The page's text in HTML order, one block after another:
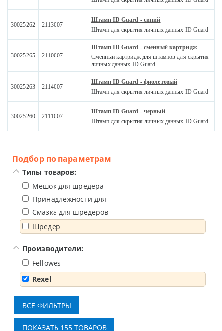
30025262 2113007
Штамп ID Guard - синий
Штамп для скрытия личных данных ID Guard
30025265 2110007
Штамп ID Guard - сменный картридж
Сменный картридж для штампов для скрытия
личных данных ID Guard
30025263 2114007
Штамп ID Guard - фиолетовый
Штамп для скрытия личных данных ID Guard
30025260 2111007
Штамп ID Guard - черный
Штамп для скрытия личных данных ID Guard
Подбор по параметрам
Типы товаров:
Мешок для шредера
Принадлежности для брошюровщика
Смазка для шредеров
Шредер
Производители:
Fellowes
Rexel